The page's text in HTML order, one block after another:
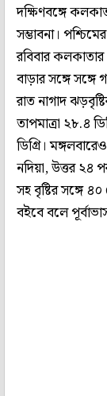
দক্ষিণবঙ্গে
সম্ভাবনা।
রবিবার
বাড়ার সঙ্গে সঙ্গে
রাত নাগাদ
তাপমাত্রা ২৮.৪
ডিগ্রি।
নদিয়া, উত্তর ২৪
সহ বৃষ্টির সঙ্গে
বইবে বলে